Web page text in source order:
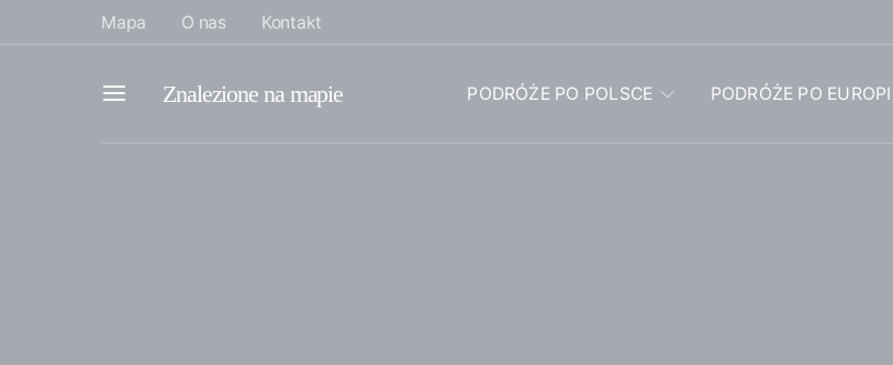
Mapa O nas Kontakt
Znalezione na mapie PODRÓŻE PO POLSCE PODRÓŻE PO